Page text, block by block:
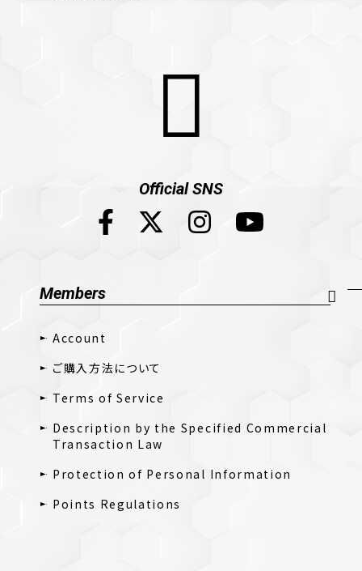
Official SNS
Members
Account
ご購入方法について
Terms of Service
Description by the Specified Commercial
Transaction Law
Protection of Personal Information
Points Regulations